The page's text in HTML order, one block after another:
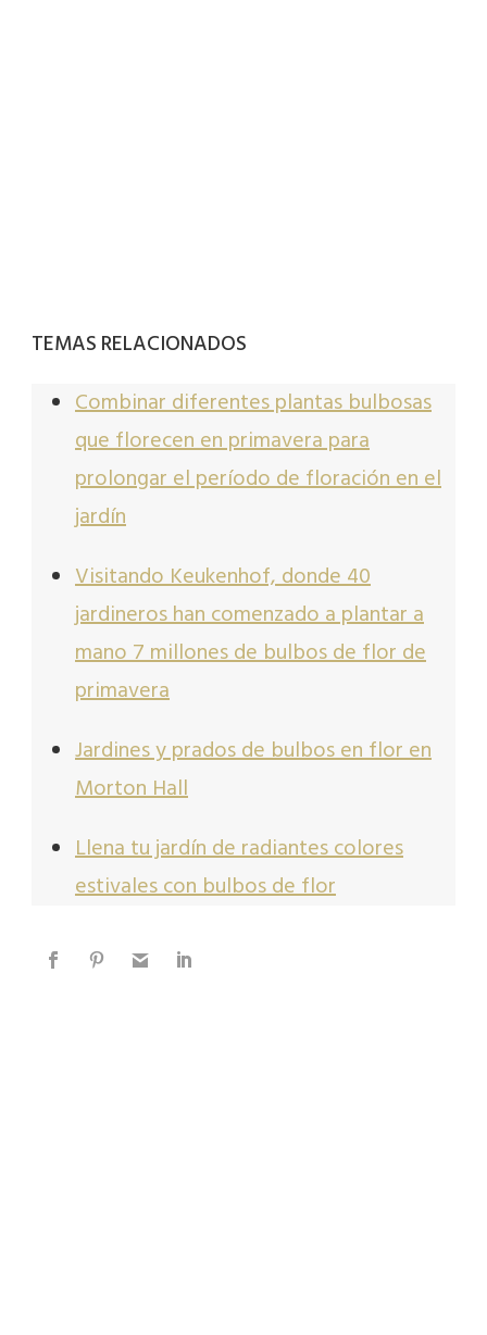
TEMAS RELACIONADOS
Combinar diferentes plantas bulbosas
que florecen en primavera para
prolongar el período de floración en el
jardín
Visitando Keukenhof, donde 40
jardineros han comenzado a plantar a
mano 7 millones de bulbos de flor de
primavera
Jardines y prados de bulbos en flor en
Morton Hall
Llena tu jardín de radiantes colores
estivales con bulbos de flor